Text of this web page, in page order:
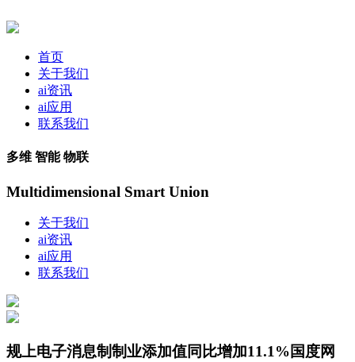
首页
关于我们
ai资讯
ai应用
联系我们
多维 智能 物联
Multidimensional Smart Union
关于我们
ai资讯
ai应用
联系我们
规上电子消息制制业添加值同比增加11.1%国度网